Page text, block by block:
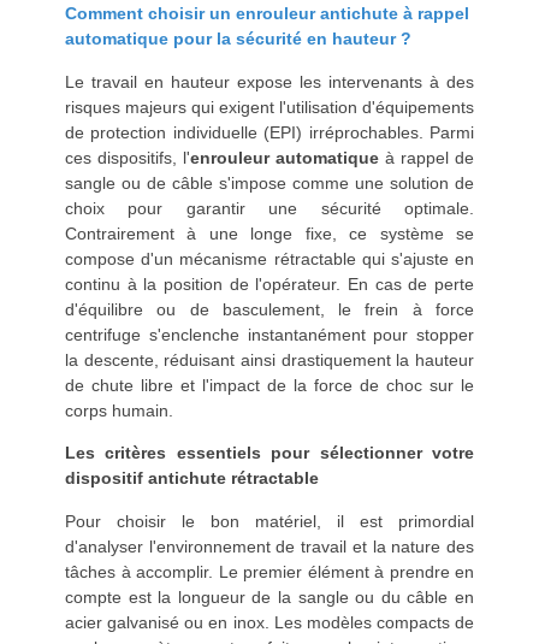
Comment choisir un enrouleur antichute à rappel
automatique pour la sécurité en hauteur ?
Le travail en hauteur expose les intervenants à des
risques majeurs qui exigent l'utilisation d'équipements
de protection individuelle (EPI) irréprochables. Parmi
ces dispositifs, l'enrouleur automatique à rappel de
sangle ou de câble s'impose comme une solution de
choix pour garantir une sécurité optimale.
Contrairement à une longe fixe, ce système se
compose d'un mécanisme rétractable qui s'ajuste en
continu à la position de l'opérateur. En cas de perte
d'équilibre ou de basculement, le frein à force
centrifuge s'enclenche instantanément pour stopper
la descente, réduisant ainsi drastiquement la hauteur
de chute libre et l'impact de la force de choc sur le
corps humain.
Les critères essentiels pour sélectionner votre
dispositif antichute rétractable
Pour choisir le bon matériel, il est primordial
d'analyser l'environnement de travail et la nature des
tâches à accomplir. Le premier élément à prendre en
compte est la longueur de la sangle ou du câble en
acier galvanisé ou en inox. Les modèles compacts de